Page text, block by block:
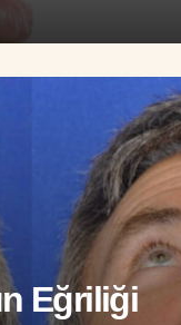
da olduğu gibi
tekniği (açık, kapalı,
içerisinden bir
kıkırdak…
Eğriliği